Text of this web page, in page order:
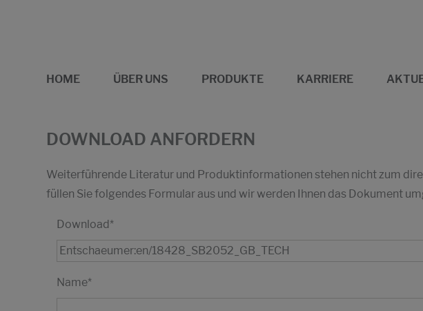
HOME ÜBER UNS PRODUKTE KARRIERE
DOWNLOAD ANFORDERN
Weiterführende Literatur und Produktinformationen stehen nicht zum
füllen Sie folgendes Formular aus und wir werden Ihnen das Dokument
Download*
Name*